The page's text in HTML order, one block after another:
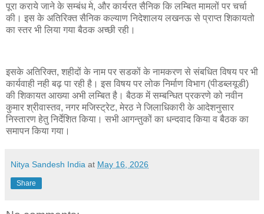
पूरा कराये जाने के सम्बंध मे, और कार्यरत सैनिक कि लम्बित मामलों पर चर्चा
की। इस के अतिरिक्त सैनिक कल्याण निदेशालय लखनऊ से प्राप्त शिकायतो
का स्तर भी लिया गया बैठक अच्छी रही।
इसके अतिरिक्त, शहीदों के नाम पर सडकों के नामकरण से संबधित विषय पर भी
कार्यवाही नही बढ़ पा रही है। इस विषय पर लोक निर्माण विभाग (पीडब्लयूडी)
की शिकायत आख्या अभी लम्बित है। बैठक में सम्बन्धित प्रकरणे को नवीन
कुमार श्रीवास्तव, नगर मजिस्ट्रेट, मेरठ ने जिलाधिकारी के आदेशनुसार
निस्तारण हेतु निर्देशित किया। सभी आगन्तुकों का धन्दवाद किया व बैठक का
समापन किया गया।
Nitya Sandesh India at May 16, 2026
Share